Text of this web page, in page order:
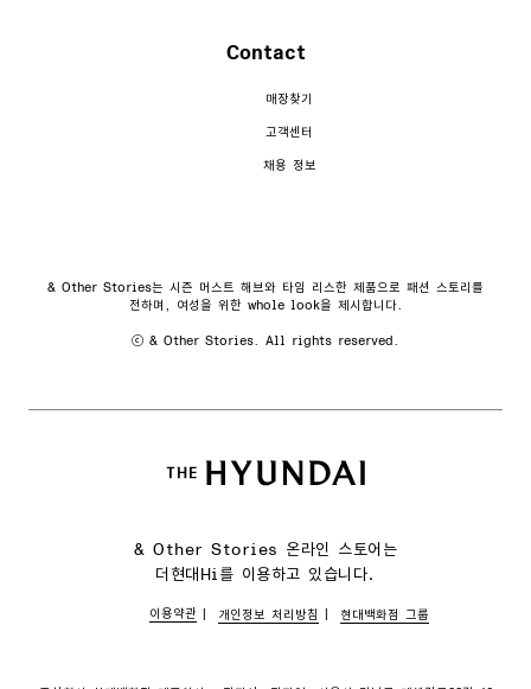
Contact
매장찾기
고객센터
채용 정보
& Other Stories는 시즌 머스트 해브와 타임 리스한 제품으로 패션 스토리를
전하며, 여성을 위한 whole look을 제시합니다.
ⓒ & Other Stories. All rights reserved.
& Other Stories 온라인 스토어는
더현대Hi를 이용하고 있습니다.
이용약관 개인정보 처리방침 현대백화점 그룹